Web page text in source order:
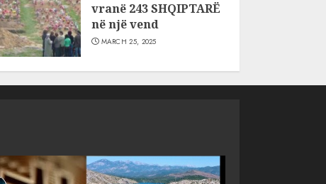
vranë 243 SHQIPTARË
në një vend
MARCH 25, 2025